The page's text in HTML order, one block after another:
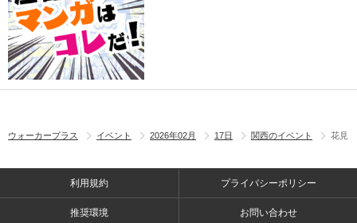
ウォーカープラス イベント 2026年02月 17日 関西のイベント 花見
利用規約 プライバシーポリシー
推奨環境 お問い合わせ